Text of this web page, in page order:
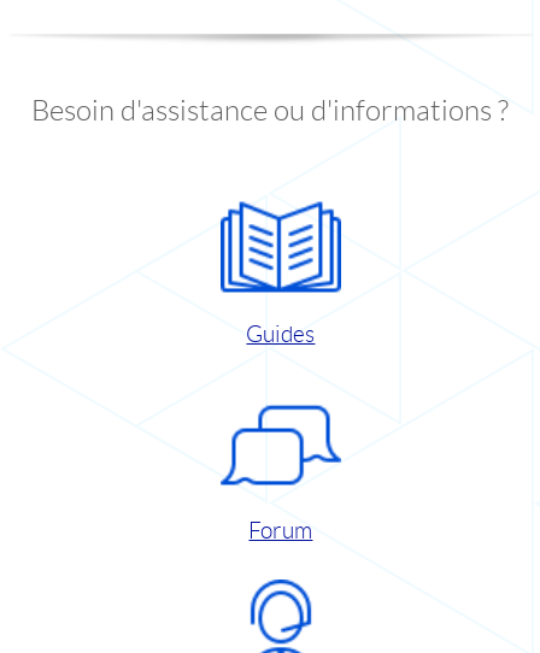
Besoin d'assistance ou d'informations ?
Guides
Forum